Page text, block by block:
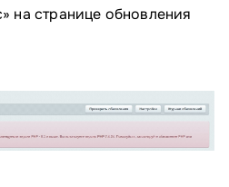
на странице обновления